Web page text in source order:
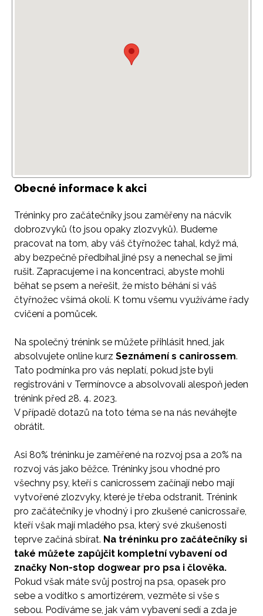
Obecné informace k akci
Tréninky pro začátečníky jsou zaměřeny na nácvik
dobrozvyků (to jsou opaky zlozvyků). Budeme
pracovat na tom, aby váš čtyřnožec tahal, když má,
aby bezpečně předbíhal jiné psy a nenechal se jimi
rušit. Zapracujeme i na koncentraci, abyste mohli
běhat se psem a neřešit, že místo běhání si váš
čtyřnožec všímá okolí. K tomu všemu využíváme řady
cvičení a pomůcek.
Na společný trénink se můžete přihlásit hned, jak
absolvujete online kurz Seznámení s canirossem.
Tato podmínka pro vás neplatí, pokud jste byli
registrováni v Termínovce a absolvovali alespoň jeden
trénink před 28. 4. 2023.
V případě dotazů na toto téma se na nás neváhejte
obrátit.
Asi 80% tréninku je zaměřené na rozvoj psa a 20% na
rozvoj vás jako běžce. Tréninky jsou vhodné pro
všechny psy, kteří s canicrossem začínají nebo mají
vytvořené zlozvyky, které je třeba odstranit. Trénink
pro začátečníky je vhodný i pro zkušené canicrossaře,
kteří však mají mladého psa, který své zkušenosti
teprve začíná sbírat. Na tréninku pro začátečníky si
také můžete zapůjčit kompletní vybavení od
značky Non-stop dogwear pro psa i člověka.
Pokud však máte svůj postroj na psa, opasek pro
sebe a vodítko s amortizérem, vezměte si vše s
sebou. Podíváme se, jak vám vybavení sedí a zda je